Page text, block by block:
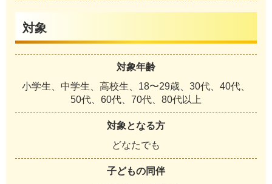
対象
対象年齢
小学生、中学生、高校生、18〜29歳、30代、40代、
50代、60代、70代、80代以上
対象となる方
どなたでも
子どもの同伴